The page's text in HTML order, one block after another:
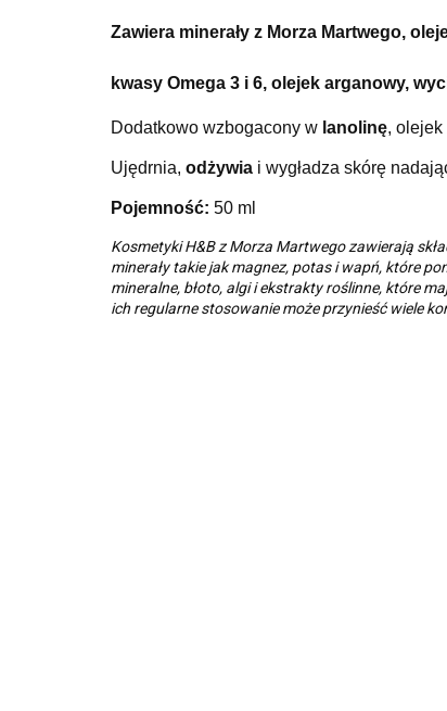
Zawiera minerały z Morza Martwego,
kwasy Omega 3 i 6, olejek arganowy,
Dodatkowo wzbogacony w lanolinę, olejek
Ujędrnia, odżywia i wygładza skórę
Pojemność: 50 ml
Kosmetyki H&B z Morza Martwego zawierają
minerały takie jak magnez, potas i wapń, które
mineralne, błoto, algi i ekstrakty roślinne, które
ich regularne stosowanie może przynieść wiele